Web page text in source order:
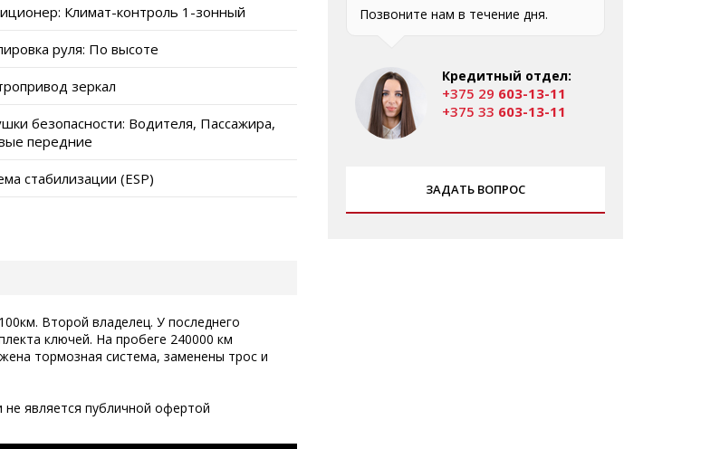
Климат-контроль 1-зонный
руля: По высоте
зеркал
безопасности: Водителя, Пассажира,
передние
стабилизации (ESP)
Второй владелец. У последнего
ключей. На пробеге 240000 км
тормозная система, заменены трос и
является публичной офертой
Позвоните нам в течение дня.
Кредитный отдел:
+375 29 603-13-11
+375 33 603-13-11
ЗАДАТЬ ВОПРОС